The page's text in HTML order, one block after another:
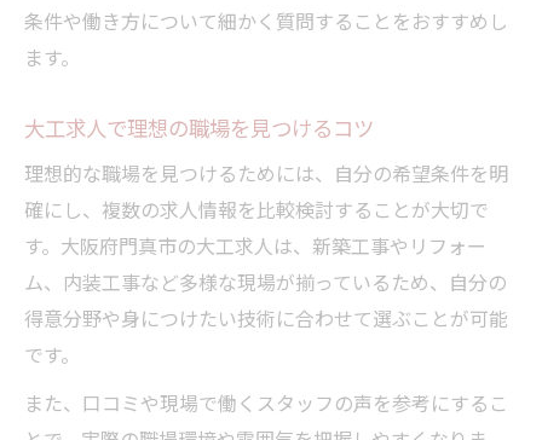
条件や働き方について細かく質問することをおすすめし
ます。
大工求人で理想の職場を見つけるコツ
理想的な職場を見つけるためには、自分の希望条件を明
確にし、複数の求人情報を比較検討することが大切で
す。大阪府門真市の大工求人は、新築工事やリフォー
ム、内装工事など多様な現場が揃っているため、自分の
得意分野や身につけたい技術に合わせて選ぶことが可能
です。
また、口コミや現場で働くスタッフの声を参考にするこ